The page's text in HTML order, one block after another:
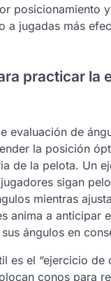
posicionamiento
a jugadas más
practicar la
evaluación de
la posición
de la pelota. Un
sigan
mientras
anima a anticipar
ángulos en
es el “ejercicio de
conos para